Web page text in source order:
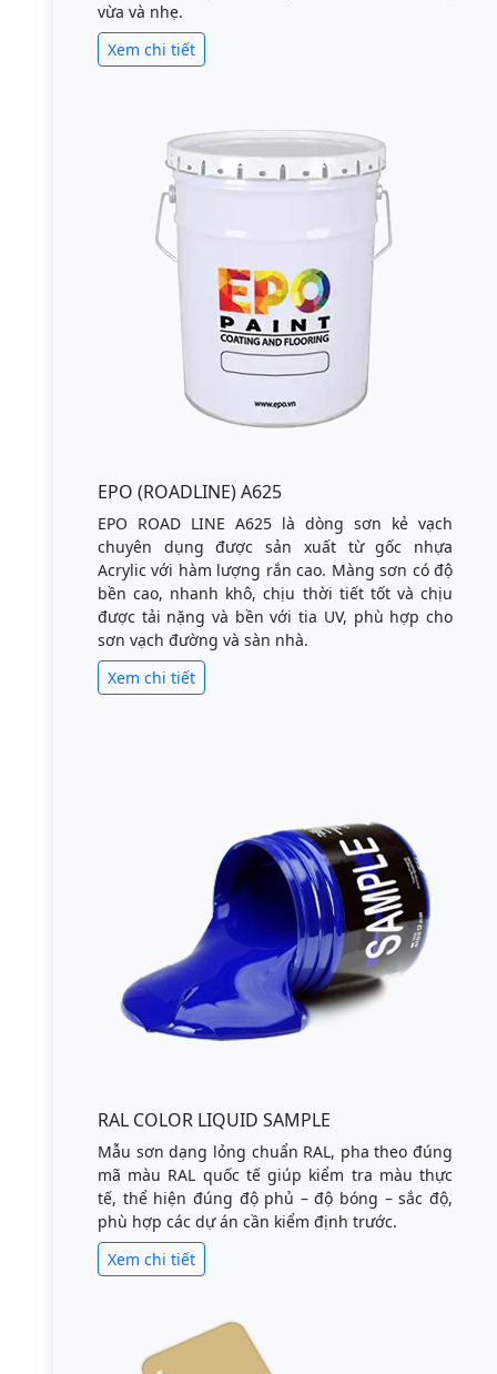
vừa và nhẹ.
Xem chi tiết
EPO (ROADLINE) A625
EPO ROAD LINE A625 là dòng sơn kẻ vạch
chuyên dụng được sản xuất từ gốc nhựa
Acrylic với hàm lượng rắn cao. Màng sơn có độ
bền cao, nhanh khô, chịu thời tiết tốt và chịu
được tải nặng và bền với tia UV, phù hợp cho
sơn vạch đường và sàn nhà.
Xem chi tiết
RAL COLOR LIQUID SAMPLE
Mẫu sơn dạng lỏng chuẩn RAL, pha theo đúng
mã màu RAL quốc tế giúp kiểm tra màu thực
tế, thể hiện đúng độ phủ – độ bóng – sắc độ,
phù hợp các dự án cần kiểm định trước.
Xem chi tiết